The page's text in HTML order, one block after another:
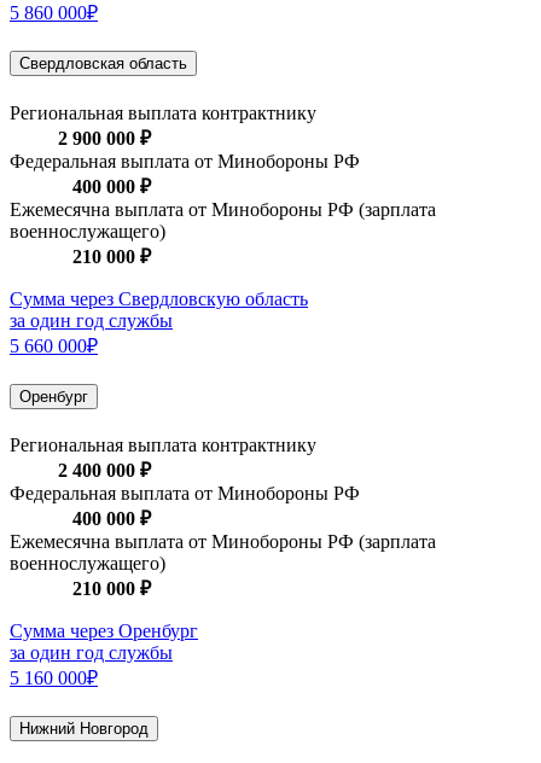
5 860 000₽
Свердловская область
Региональная выплата контрактнику
2 900 000 ₽
Федеральная выплата от Минобороны РФ
400 000 ₽
Ежемесячна выплата от Минобороны РФ (зарплата
военнослужащего)
210 000 ₽
Сумма через Свердловскую область
за один год службы
5 660 000₽
Оренбург
Региональная выплата контрактнику
2 400 000 ₽
Федеральная выплата от Минобороны РФ
400 000 ₽
Ежемесячна выплата от Минобороны РФ (зарплата
военнослужащего)
210 000 ₽
Сумма через Оренбург
за один год службы
5 160 000₽
Нижний Новгород